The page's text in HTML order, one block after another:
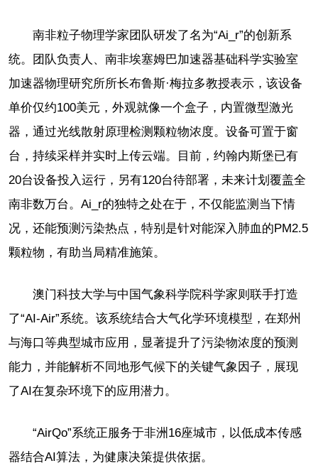
南非粒子物理学家团队研发了名为“Ai_r”的创新系
统。团队负责人、南非埃塞姆巴加速器基础科学实验室
加速器物理研究所所长布鲁斯·梅拉多教授表示，该设备
单价仅约100美元，外观就像一个盒子，内置微型激光
器，通过光线散射原理检测颗粒物浓度。设备可置于窗
台，持续采样并实时上传云端。目前，约翰内斯堡已有
20台设备投入运行，另有120台待部署，未来计划覆盖全
南非数万台。Ai_r的独特之处在于，不仅能监测当下情
况，还能预测污染热点，特别是针对能深入肺血的PM2.5
颗粒物，有助当局精准施策。
澳门科技大学与中国气象科学院科学家则联手打造
了“AI-Air”系统。该系统结合大气化学环境模型，在郑州
与海口等典型城市应用，显著提升了污染物浓度的预测
能力，并能解析不同地形气候下的关键气象因子，展现
了AI在复杂环境下的应用潜力。
“AirQo”系统正服务于非洲16座城市，以低成本传感
器结合AI算法，为健康决策提供依据。